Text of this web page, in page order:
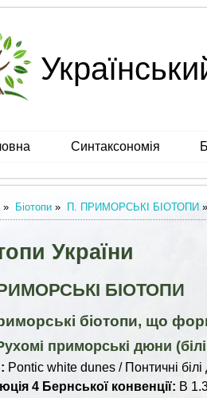
Синтаксономія
» Біотопи » П. ПРИМОРСЬКІ БІОТОПИ
України
БІОТОПИ
біотопи, що
приморські дюни
: Pontic white dunes / Понтичні
4 Бернської конвенції: B